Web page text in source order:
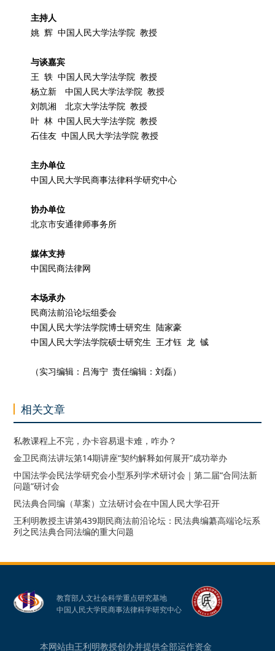
主持人
姚 辉 中国人民大学法学院 教授
与谈嘉宾
王 轶 中国人民大学法学院 教授
杨立新 中国人民大学法学院 教授
刘凯湘 北京大学法学院 教授
叶 林 中国人民大学法学院 教授
石佳友 中国人民大学法学院 教授
主办单位
中国人民大学民商事法律科学研究中心
协办单位
北京市安通律师事务所
媒体支持
中国民商法律网
本场承办
民商法前沿论坛组委会
中国人民大学法学院博士研究生 陆家豪
中国人民大学法学院硕士研究生 王才钰 龙 铖
（实习编辑：吕海宁 责任编辑：刘磊）
相关文章
私教课程上不完，办卡容易退卡难，咋办？
金卫民商法讲坛第14期讲座“契约解释如何展开”成功举办
中国法学会民法学研究会小型系列学术研讨会｜第二届“合同法新
问题”研讨会
民法典合同编（草案）立法研讨会在中国人民大学召开
王利明教授主讲第439期民商法前沿论坛：民法典编纂高端论坛系
列之民法典合同法编的重大问题
教育部人文社会科学重点研究基地
中国人民大学民商事法律科学研究中心
本网站由王利明教授创办并提供全部运作资金